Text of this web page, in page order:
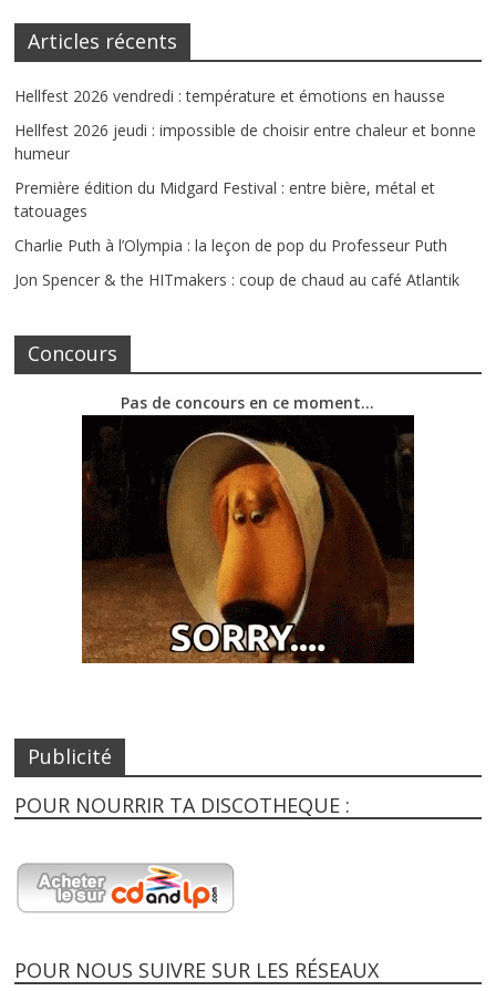
Articles récents
Hellfest 2026 vendredi : température et émotions en hausse
Hellfest 2026 jeudi : impossible de choisir entre chaleur et bonne
humeur
Première édition du Midgard Festival : entre bière, métal et
tatouages
Charlie Puth à l’Olympia : la leçon de pop du Professeur Puth
Jon Spencer & the HITmakers : coup de chaud au café Atlantik
Concours
Pas de concours en ce moment…
Publicité
POUR NOURRIR TA DISCOTHEQUE :
POUR NOUS SUIVRE SUR LES RÉSEAUX